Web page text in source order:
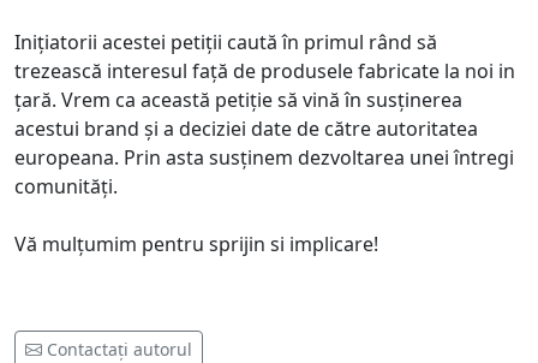
Inițiatorii acestei petiții caută în primul rând să
trezească interesul față de produsele fabricate la noi in
țară. Vrem ca această petiție să vină în susținerea
acestui brand și a deciziei date de către autoritatea
europeana. Prin asta susținem dezvoltarea unei întregi
comunități.
Vă mulțumim pentru sprijin si implicare!
Contactați autorul